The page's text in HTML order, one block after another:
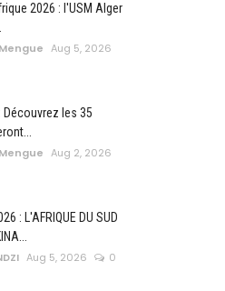
2026 : l'USM Alger
Aug 5, 2026
Découvrez les 35
Aug 2, 2026
: L'AFRIQUE DU SUD
Aug 5, 2026
0